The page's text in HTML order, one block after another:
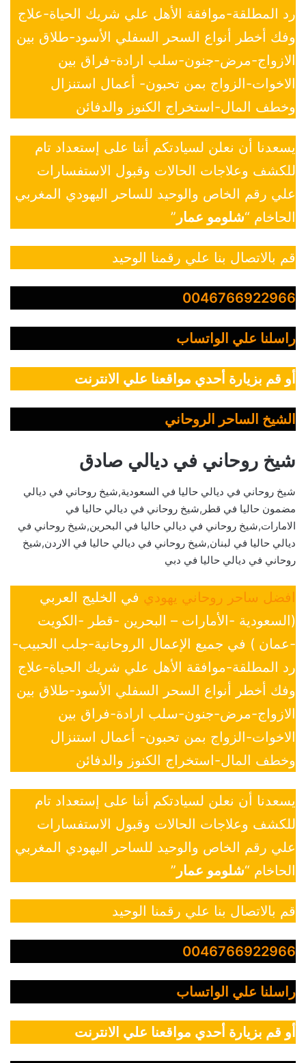
رد المطلقة-موافقة الأهل علي شريك الحياة-علاج
وفك أخطر أنواع السحر السفلي الأسود-طلاق بين
الازواج-مرض-جنون-سلب ارادة-فراق بين
الاخوات-الزواج بمن تحبون- أعمال استنزال
وخطف المال-استخراج الكنوز والدفائن
يسعدنا أن نعلن لسيادتكم أننا على إستعداد تام
للكشف وعلاجات الحالات وقبول الاستفسارات
علي رقم الخاص والوحيد للساحر اليهودي المغربي
الحاخام “شلومو عمار ”
قم بالاتصال بنا علي رقمنا الوحيد
0046766922966
راسلنا علي الواتساب
أو قم بزيارة أحدي مواقعنا علي الانترنت
الشيخ الساحر الروحاني
شيخ روحاني في ديالي صادق
شيخ روحاني في ديالي حاليا في السعودية,شيخ روحاني في ديالي
مضمون حاليا في قطر,شيخ روحاني في ديالي حاليا في
الامارات,شيخ روحاني في ديالي حاليا في البحرين,شيخ روحاني في
ديالي حاليا في لبنان,شيخ روحاني في ديالي حاليا في الاردن,شيخ
روحاني في ديالي حاليا في دبي
افضل ساحر روحاني يهودي في الخليج العربي
(السعودية -الأمارات – البحرين -قطر -الكويت
-عمان ) في جميع الإعمال الروحانية-جلب الحبيب-
رد المطلقة-موافقة الأهل علي شريك الحياة-علاج
وفك أخطر أنواع السحر السفلي الأسود-طلاق بين
الازواج-مرض-جنون-سلب ارادة-فراق بين
الاخوات-الزواج بمن تحبون- أعمال استنزال
وخطف المال-استخراج الكنوز والدفائن
يسعدنا أن نعلن لسيادتكم أننا على إستعداد تام
للكشف وعلاجات الحالات وقبول الاستفسارات
علي رقم الخاص والوحيد للساحر اليهودي المغربي
الحاخام “شلومو عمار ”
قم بالاتصال بنا علي رقمنا الوحيد
0046766922966
راسلنا علي الواتساب
أو قم بزيارة أحدي مواقعنا علي الانترنت